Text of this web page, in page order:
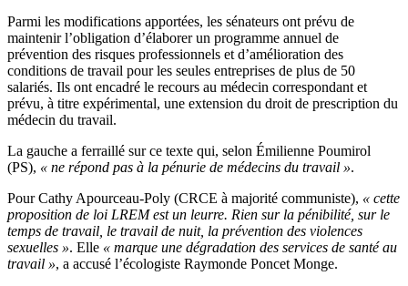
Parmi les modifications apportées, les sénateurs ont prévu de
maintenir l’obligation d’élaborer un programme annuel de
prévention des risques professionnels et d’amélioration des
conditions de travail pour les seules entreprises de plus de 50
salariés. Ils ont encadré le recours au médecin correspondant et
prévu, à titre expérimental, une extension du droit de prescription du
médecin du travail.
La gauche a ferraillé sur ce texte qui, selon Émilienne Poumirol
(PS), « ne répond pas à la pénurie de médecins du travail ».
Pour Cathy Apourceau-Poly (CRCE à majorité communiste), « cette
proposition de loi LREM est un leurre. Rien sur la pénibilité, sur le
temps de travail, le travail de nuit, la prévention des violences
sexuelles ». Elle « marque une dégradation des services de santé au
travail », a accusé l’écologiste Raymonde Poncet Monge.